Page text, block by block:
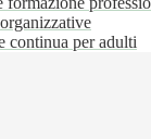
continua per adulti